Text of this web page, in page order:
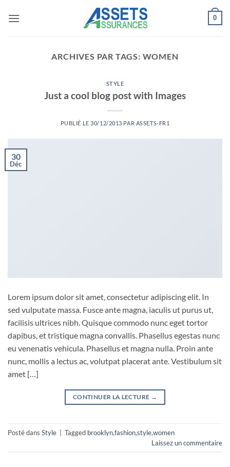
0
ARCHIVES PAR TAGS: WOMEN
STYLE
Just a cool blog post with Images
PUBLIÉ LE 30/12/2013 PAR ASSETS-FR1
30
Déc
Lorem ipsum dolor sit amet, consectetur adipiscing elit. In
sed vulputate massa. Fusce ante magna, iaculis ut purus ut,
facilisis ultrices nibh. Quisque commodo nunc eget tortor
dapibus, et tristique magna convallis. Phasellus egestas nunc
eu venenatis vehicula. Phasellus et magna nulla. Proin ante
nunc, mollis a lectus ac, volutpat placerat ante. Vestibulum sit
amet […]
CONTINUER LA LECTURE →
Posté dans Style Tagged brooklyn,fashion,style,women
Laissez un commentaire